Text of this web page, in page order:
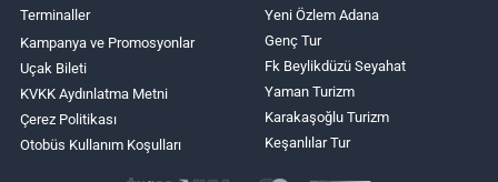
Terminaller
Kampanya ve Promosyonlar
Uçak Bileti
KVKK Aydınlatma Metni
Çerez Politikası
Otobüs Kullanım Koşulları
Yeni Özlem Adana
Genç Tur
Fk Beylikdüzü Seyahat
Yaman Turizm
Karakaşoğlu Turizm
Keşanlılar Tur